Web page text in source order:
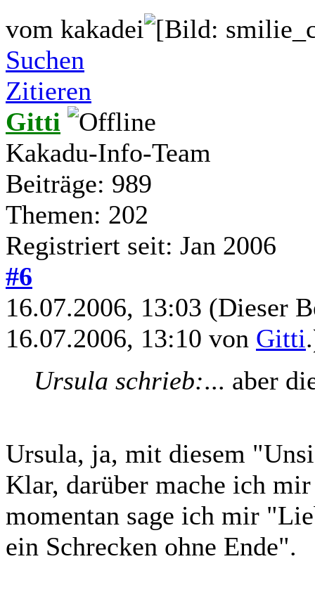
vom kakadei
Suchen
Zitieren
Gitti
Kakadu-Info-Team
Beiträge: 989
Themen: 202
Registriert seit: Jan 2006
#6
16.07.2006, 13:03 (Dieser
16.07.2006, 13:10 von Gitti
Ursula schrieb:... aber
Ursula, ja, mit diesem
Klar, darüber mache ich
momentan sage ich mir
ein Schrecken ohne Ende".